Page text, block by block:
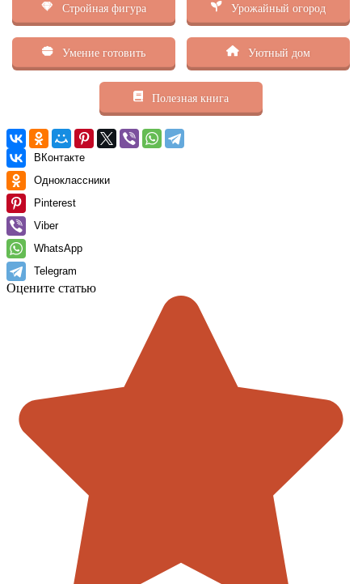
Стройная фигура Урожайный огород
Умение готовить Уютный дом
Полезная книга
ВКонтакте
Одноклассники
Pinterest
Viber
WhatsApp
Telegram
Оцените статью